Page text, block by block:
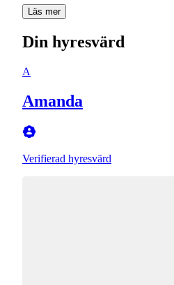
Läs mer
Din hyresvärd
A
Amanda
Verifierad hyresvärd